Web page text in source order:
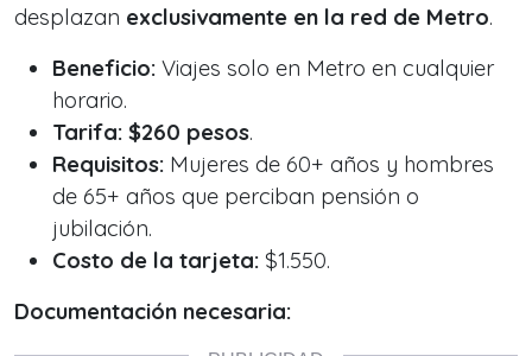
desplazan exclusivamente en la red de Metro.
Beneficio: Viajes solo en Metro en cualquier
horario.
Tarifa: $260 pesos.
Requisitos: Mujeres de 60+ años y hombres
de 65+ años que perciban pensión o
jubilación.
Costo de la tarjeta: $1.550.
Documentación necesaria: